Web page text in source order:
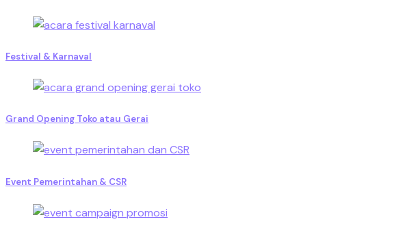
Festival & Karnaval
Grand Opening Toko atau Gerai
Event Pemerintahan & CSR